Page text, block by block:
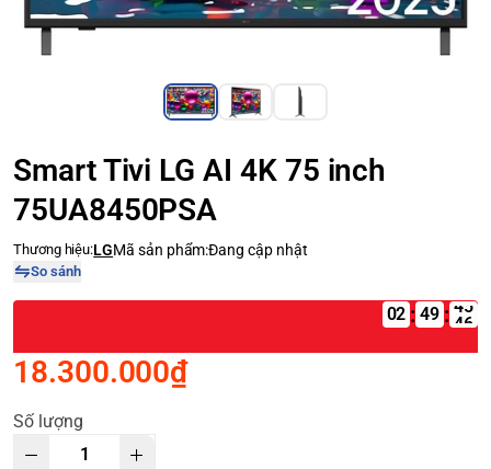
Smart Tivi LG AI 4K 75 inch
75UA8450PSA
Thương hiệu:LGMã sản phẩm:Đang cập nhật
So sánh
02 : :
18.300.000₫
Số lượng